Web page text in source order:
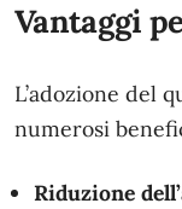
Vantaggi
L’adozione del
numerosi
Riduzione